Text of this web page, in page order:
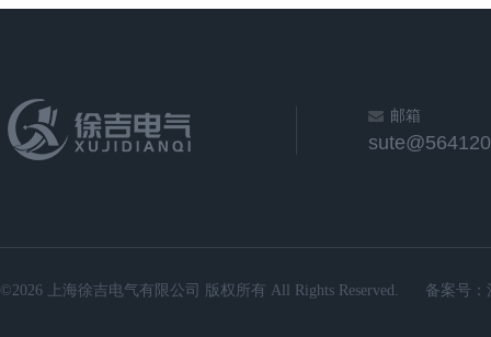
邮箱
©2026 上海徐吉电气有限公司 版权所有 All Rights Reserved. 备案号：